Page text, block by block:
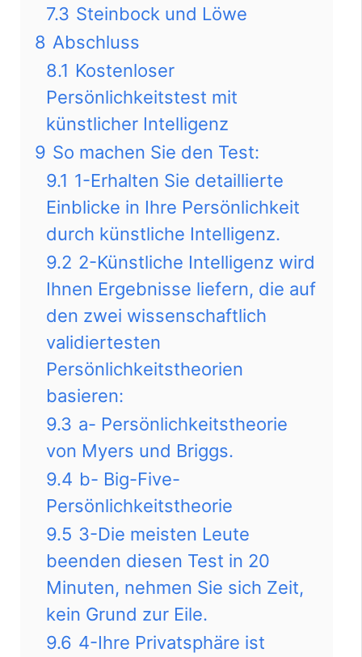
7.3 Steinbock und Löwe
8 Abschluss
8.1 Kostenloser
Persönlichkeitstest mit
künstlicher Intelligenz
9 So machen Sie den Test:
9.1 1-Erhalten Sie detaillierte
Einblicke in Ihre Persönlichkeit
durch künstliche Intelligenz.
9.2 2-Künstliche Intelligenz wird
Ihnen Ergebnisse liefern, die auf
den zwei wissenschaftlich
validiertesten
Persönlichkeitstheorien
basieren:
9.3 a- Persönlichkeitstheorie
von Myers und Briggs.
9.4 b- Big-Five-
Persönlichkeitstheorie
9.5 3-Die meisten Leute
beenden diesen Test in 20
Minuten, nehmen Sie sich Zeit,
kein Grund zur Eile.
9.6 4-Ihre Privatsphäre ist